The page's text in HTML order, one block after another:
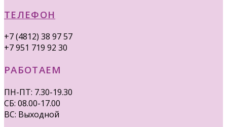
ТЕЛЕФОН
+7 (4812) 38 97 57
+7 951 719 92 30
РАБОТАЕМ
ПН-ПТ: 7.30-19.30
СБ: 08.00-17.00
ВС: Выходной